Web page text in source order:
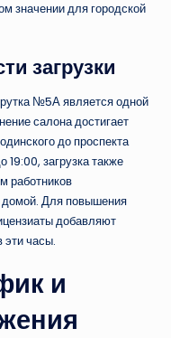
значении для городской
загрузки
№5А является одной
салона достигает
до проспекта
19:00, загрузка также
работников
Для повышения
добавляют
часы.
и